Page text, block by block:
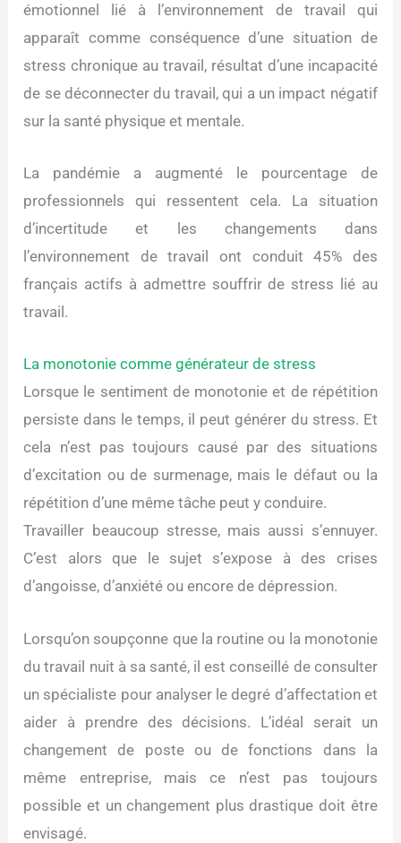
émotionnel lié à l’environnement de travail qui
apparaît comme conséquence d’une situation de
stress chronique au travail, résultat d’une incapacité
de se déconnecter du travail, qui a un impact négatif
sur la santé physique et mentale.
La pandémie a augmenté le pourcentage de
professionnels qui ressentent cela. La situation
d’incertitude et les changements dans
l’environnement de travail ont conduit 45% des
français actifs à admettre souffrir de stress lié au
travail.
La monotonie comme générateur de stress
Lorsque le sentiment de monotonie et de répétition
persiste dans le temps, il peut générer du stress. Et
cela n’est pas toujours causé par des situations
d’excitation ou de surmenage, mais le défaut ou la
répétition d’une même tâche peut y conduire.
Travailler beaucoup stresse, mais aussi s’ennuyer.
C’est alors que le sujet s’expose à des crises
d’angoisse, d’anxiété ou encore de dépression.
Lorsqu’on soupçonne que la routine ou la monotonie
du travail nuit à sa santé, il est conseillé de consulter
un spécialiste pour analyser le degré d’affectation et
aider à prendre des décisions. L’idéal serait un
changement de poste ou de fonctions dans la
même entreprise, mais ce n’est pas toujours
possible et un changement plus drastique doit être
envisagé.